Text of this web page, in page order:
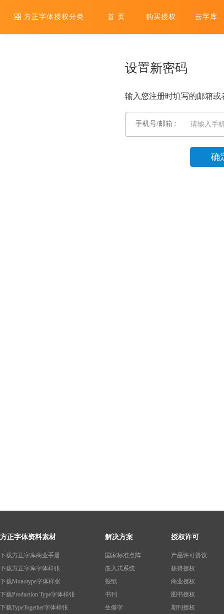
方正字体授权分类 首 页 购买授权 云字库
设置新密码
输入您注册时填写的邮箱或
手机号/邮箱 : 请输入手
确
方正字体资料素材
下载方正字库商业手册
下载方正字库字体样张
下载Monotype字体样张
下载Production Type字体样张
下载TypeTogether字体样张
解决方案
国家标准点阵
嵌入式系统
报纸
书刊
生僻字
授权许可
产品许可协议
获得授权
商业授权
图书授权
期刊授权